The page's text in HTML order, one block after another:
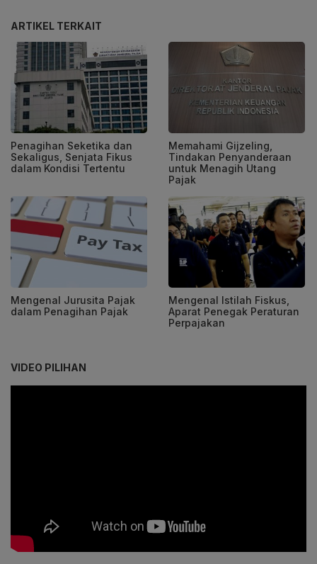
ARTIKEL TERKAIT
Penagihan Seketika dan
Sekaligus, Senjata Fikus
dalam Kondisi Tertentu
Memahami Gijzeling,
Tindakan Penyanderaan
untuk Menagih Utang
Pajak
Mengenal Jurusita Pajak
dalam Penagihan Pajak
Mengenal Istilah Fiskus,
Aparat Penegak Peraturan
Perpajakan
VIDEO PILIHAN